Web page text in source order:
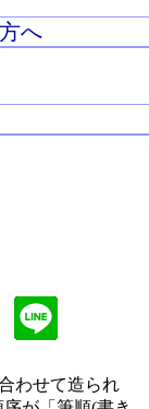
へ
わせて造られ